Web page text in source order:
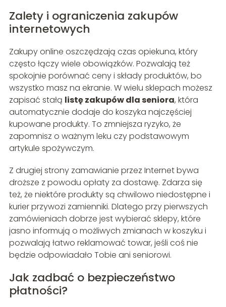
Zalety i ograniczenia zakupów
internetowych
Zakupy online oszczędzają czas opiekuna, który
często łączy wiele obowiązków. Pozwalają też
spokojnie porównać ceny i składy produktów, bo
wszystko masz na ekranie. W wielu sklepach możesz
zapisać stałą listę zakupów dla seniora, która
automatycznie dodaje do koszyka najczęściej
kupowane produkty. To zmniejsza ryzyko, że
zapomnisz o ważnym leku czy podstawowym
artykule spożywczym.
Z drugiej strony zamawianie przez Internet bywa
droższe z powodu opłaty za dostawę. Zdarza się
też, że niektóre produkty są chwilowo niedostępne i
kurier przywozi zamienniki. Dlatego przy pierwszych
zamówieniach dobrze jest wybierać sklepy, które
jasno informują o możliwych zmianach w koszyku i
pozwalają łatwo reklamować towar, jeśli coś nie
będzie odpowiadało Tobie ani seniorowi.
Jak zadbać o bezpieczeństwo
płatności?